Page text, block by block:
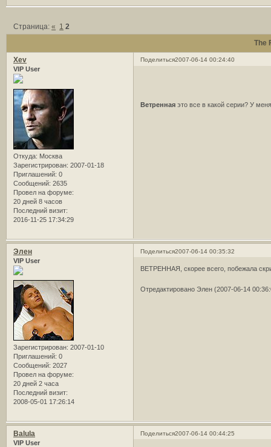
The
Страница:« 1 2
Поделиться2007-06-14 00:24:40
Xev
VIP User
Откуда: Москва
Зарегистрирован: 2007-01-18
Приглашений: 0
Сообщений: 2635
Провел на форуме:
20 дней 8 часов
Последний визит:
2016-11-25 17:34:29
Ветреннаяэто все в какой серии? У
Поделиться2007-06-14 00:35:32
Элен
VIP User
Зарегистрирован: 2007-01-10
Приглашений: 0
Сообщений: 2027
Провел на форуме:
20 дней 2 часа
Последний визит:
2008-05-01 17:26:14
ВЕТРЕННАЯ, скорее всего, побежала
Отредактировано Элен (2007-06-14
Поделиться2007-06-14 00:44:25
Balula
VIP User